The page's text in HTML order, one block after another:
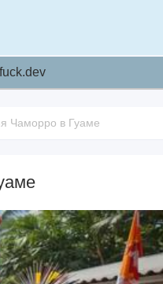
Чаморро в Гуаме